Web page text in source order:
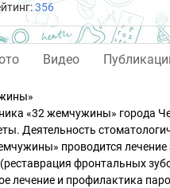
356
Видео
«32 жемчужины» города
Деятельность
проводится лечение
фронтальных
лечение и профилактика